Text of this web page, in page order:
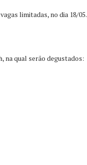
limitadas, no dia 18/05.
na qual serão degustados: